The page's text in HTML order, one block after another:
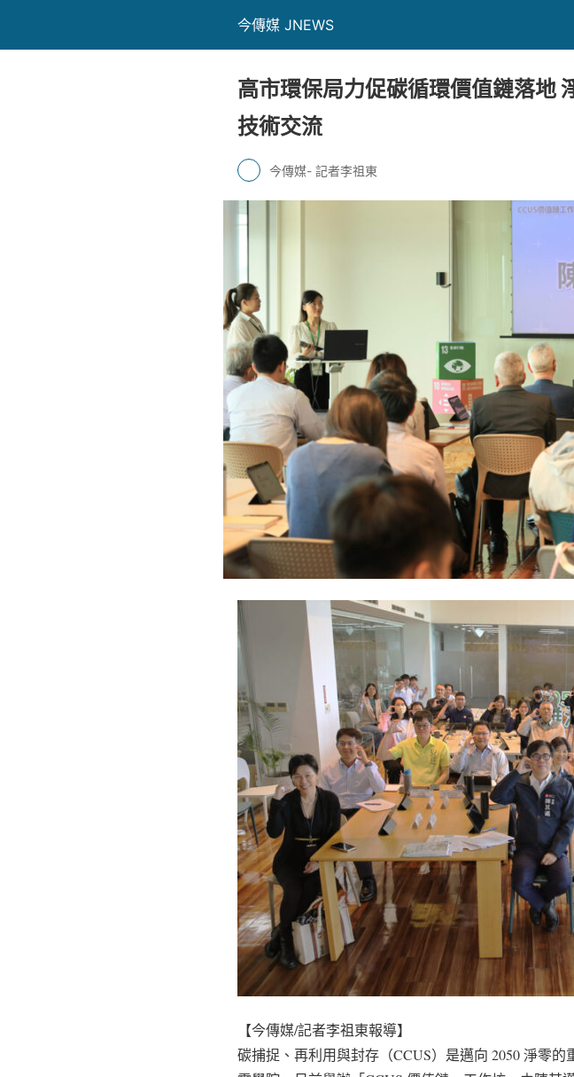
今傳媒 JNEWS
高市環保局力促碳循環價值鏈落地
技術交流
今傳媒- 記者李祖東
【今傳媒/記者李祖東報導】
碳捕捉、再利用與封存（CCUS）是邁向 2050 淨零